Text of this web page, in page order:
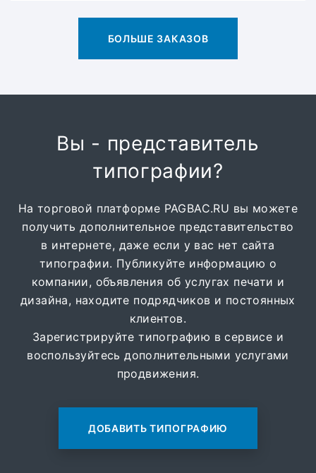
БОЛЬШЕ ЗАКАЗОВ
Вы - представитель
типографии?
На торговой платформе PAGBAC.RU вы можете
получить дополнительное представительство
в интернете, даже если у вас нет сайта
типографии. Публикуйте информацию о
компании, объявления об услугах печати и
дизайна, находите подрядчиков и постоянных
клиентов.
Зарегистрируйте типографию в сервисе и
воспользуйтесь дополнительными услугами
продвижения.
ДОБАВИТЬ ТИПОГРАФИЮ